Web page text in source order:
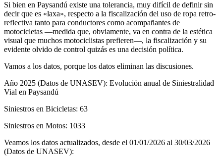
Si bien en Paysandú existe una tolerancia, muy difícil de definir sin
decir que es «laxa», respecto a la fiscalización del uso de ropa retro-
reflectiva tanto para conductores como acompañantes de
motocicletas —medida que, obviamente, va en contra de la estética
visual que muchos motociclistas prefieren—, la fiscalización y su
evidente olvido de control quizás es una decisión política.
Vamos a los datos, porque los datos eliminan las discusiones.
Año 2025 (Datos de UNASEV): Evolución anual de Siniestralidad
Vial en Paysandú
Siniestros en Bicicletas: 63
Siniestros en Motos: 1033
Veamos los datos actualizados, desde el 01/01/2026 al 30/03/2026
(Datos de UNASEV):